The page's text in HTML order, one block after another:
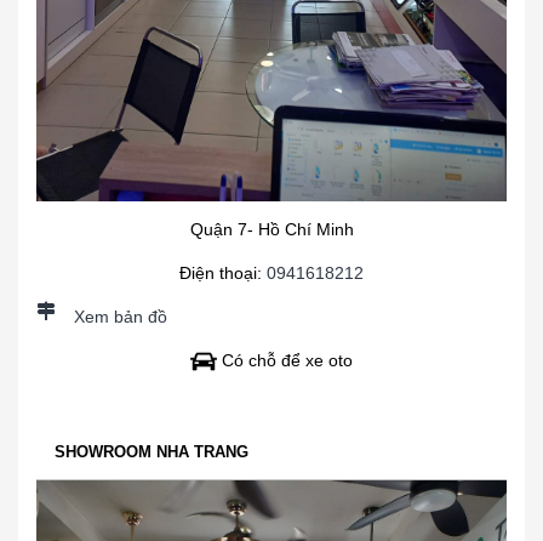
Quận 7- Hồ Chí Minh
Điện thoại: 0941618212
Xem bản đồ
Có chỗ để xe oto
SHOWROOM NHA TRANG